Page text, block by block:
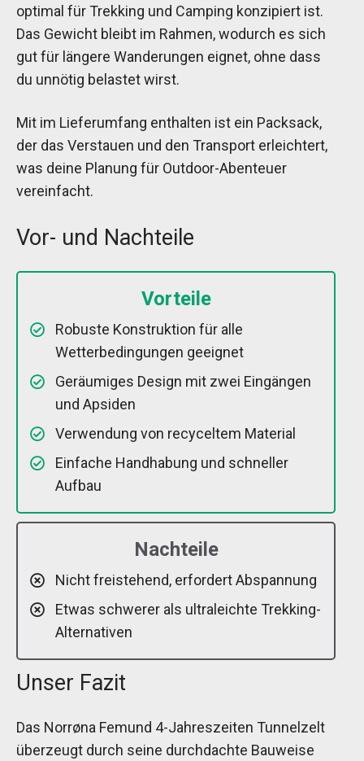
optimal für Trekking und Camping konzipiert ist.
Das Gewicht bleibt im Rahmen, wodurch es sich
gut für längere Wanderungen eignet, ohne dass
du unnötig belastet wirst.
Mit im Lieferumfang enthalten ist ein Packsack,
der das Verstauen und den Transport erleichtert,
was deine Planung für Outdoor-Abenteuer
vereinfacht.
Vor- und Nachteile
Vorteile
Robuste Konstruktion für alle
Wetterbedingungen geeignet
Geräumiges Design mit zwei Eingängen
und Apsiden
Verwendung von recyceltem Material
Einfache Handhabung und schneller
Aufbau
Nachteile
Nicht freistehend, erfordert Abspannung
Etwas schwerer als ultraleichte Trekking-
Alternativen
Unser Fazit
Das Norrøna Femund 4-Jahreszeiten Tunnelzelt
überzeugt durch seine durchdachte Bauweise